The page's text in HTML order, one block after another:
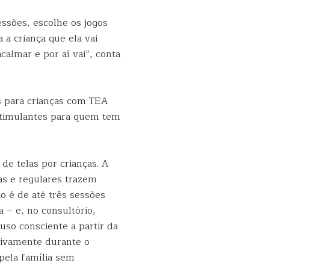
escolhe os jogos
criança que ela vai
e por aí vai”, conta
crianças com TEA
para quem tem
telas por crianças. A
e regulares trazem
é de até três sessões
– e, no consultório,
consciente a partir da
durante o
família sem